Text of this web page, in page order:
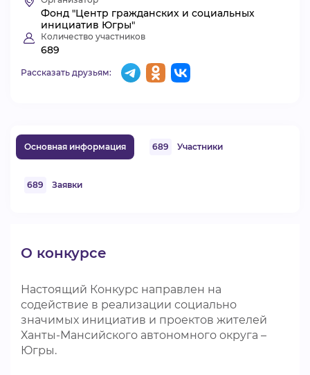
Фонд "Центр гражданских и социальных
инициатив Югры"
Количество участников
689
Рассказать друзьям:
Основная информация 689 Участники
689 Заявки
О конкурсе
Настоящий Конкурс направлен на
содействие в реализации социально
значимых инициатив и проектов жителей
Ханты-Мансийского автономного округа –
Югры.